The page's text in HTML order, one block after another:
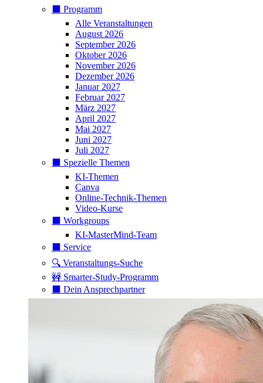
⬛️ Programm
Alle Veranstaltungen
August 2026
September 2026
Oktober 2026
November 2026
Dezember 2026
Januar 2027
Februar 2027
März 2027
April 2027
Mai 2027
Juni 2027
Juli 2027
⬛️ Spezielle Themen
KI-Themen
Canva
Online-Technik-Themen
Video-Kurse
⬛️ Workgroups
KI-MasterMind-Team
⬛️ Service
🔍 Veranstaltungs-Suche
🚧 Smarter-Study-Programm
⬛️ Dein Ansprechpartner